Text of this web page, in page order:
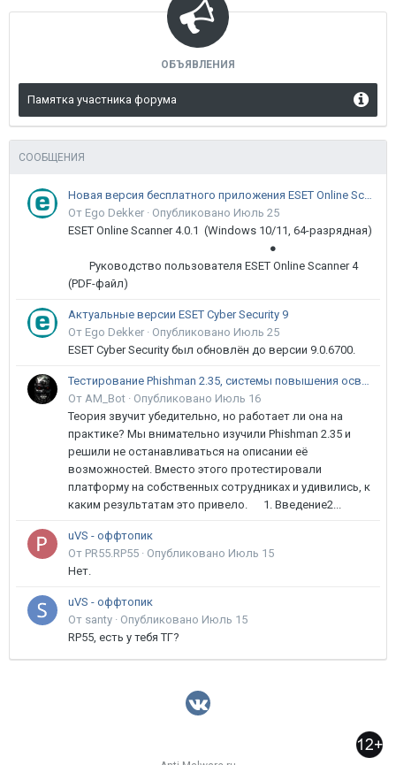
ОБЪЯВЛЕНИЯ
Памятка участника форума
СООБЩЕНИЯ
Новая версия бесплатного приложения ESET Online Scanner доступна пользователям
От Ego Dekker · Опубликовано Июль 25
ESET Online Scanner 4.0.1 (Windows 10/11, 64-разрядная)
●
Руководство пользователя ESET Online Scanner 4
(PDF-файл)
Актуальные версии ESET Cyber Security 9
От Ego Dekker · Опубликовано Июль 25
ESET Cyber Security был обновлён до версии 9.0.6700.
Тестирование Phishman 2.35, системы повышения осведомлённости пользователей в сфере ИБ
От AM_Bot · Опубликовано Июль 16
Теория звучит убедительно, но работает ли она на
практике? Мы внимательно изучили Phishman 2.35 и
решили не останавливаться на описании её
возможностей. Вместо этого протестировали
платформу на собственных сотрудниках и удивились, к
каким результатам это привело. 1. Введение2...
uVS - оффтопик
От PR55.RP55 · Опубликовано Июль 15
Нет.
uVS - оффтопик
От santy · Опубликовано Июль 15
RP55, есть у тебя ТГ?